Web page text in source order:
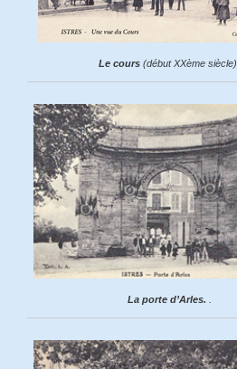
Le cours (début XXème siècle).
La porte d’Arles.